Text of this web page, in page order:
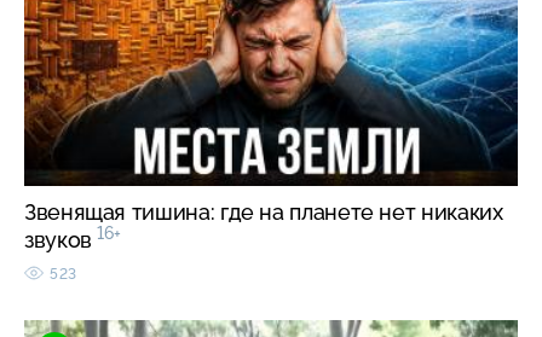
Звенящая тишина: где на планете нет никаких
звуков 16+
523